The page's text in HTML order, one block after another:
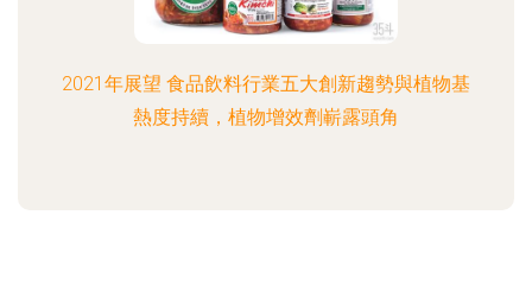
2021年展望 食品飲料行業五大創新趨勢與植物基
熱度持續，植物增效劑嶄露頭角